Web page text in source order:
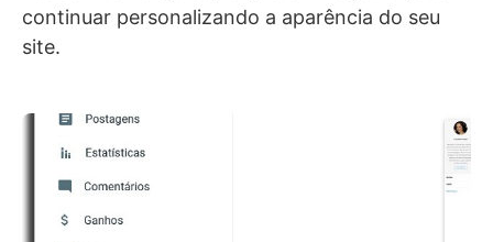
continuar personalizando a aparência do seu
site.